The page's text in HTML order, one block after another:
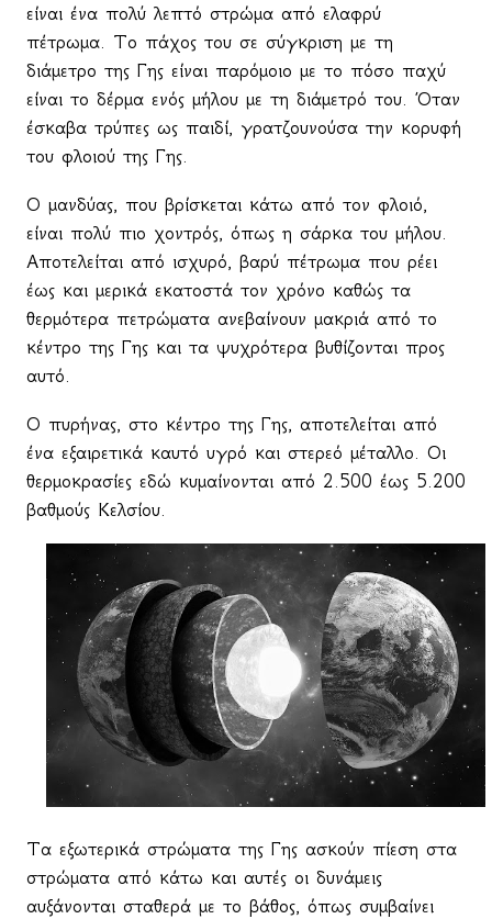
είναι ένα πολύ λεπτό στρώμα από ελαφρύ
πέτρωμα. Το πάχος του σε σύγκριση με τη
διάμετρο της Γης είναι παρόμοιο με το πόσο παχύ
είναι το δέρμα ενός μήλου με τη διάμετρό του. Όταν
έσκαβα τρύπες ως παιδί, γρατζουνούσα την κορυφή
του φλοιού της Γης.
Ο μανδύας, που βρίσκεται κάτω από τον φλοιό,
είναι πολύ πιο χοντρός, όπως η σάρκα του μήλου.
Αποτελείται από ισχυρό, βαρύ πέτρωμα που ρέει
έως και μερικά εκατοστά τον χρόνο καθώς τα
θερμότερα πετρώματα ανεβαίνουν μακριά από το
κέντρο της Γης και τα ψυχρότερα βυθίζονται προς
αυτό.
Ο πυρήνας, στο κέντρο της Γης, αποτελείται από
ένα εξαιρετικά καυτό υγρό και στερεό μέταλλο. Οι
θερμοκρασίες εδώ κυμαίνονται από 2.500 έως 5.200
βαθμούς Κελσίου.
Τα εξωτερικά στρώματα της Γης ασκούν πίεση στα
στρώματα από κάτω και αυτές οι δυνάμεις
αυξάνονται σταθερά με το βάθος, όπως συμβαίνει